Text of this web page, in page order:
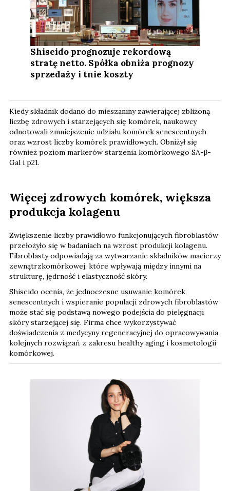
Shiseido prognozuje rekordową
stratę netto. Spółka obniża prognozy
sprzedaży i tnie koszty
Kiedy składnik dodano do mieszaniny zawierającej zbliżoną
liczbę zdrowych i starzejących się komórek, naukowcy
odnotowali zmniejszenie udziału komórek senescentnych
oraz wzrost liczby komórek prawidłowych. Obniżył się
również poziom markerów starzenia komórkowego SA-β-
Gal i p21.
Więcej zdrowych komórek, większa
produkcja kolagenu
Zwiększenie liczby prawidłowo funkcjonujących fibroblastów
przełożyło się w badaniach na wzrost produkcji kolagenu.
Fibroblasty odpowiadają za wytwarzanie składników macierzy
zewnątrzkomórkowej, które wpływają między innymi na
strukturę, jędrność i elastyczność skóry.
Shiseido ocenia, że jednoczesne usuwanie komórek
senescentnych i wspieranie populacji zdrowych fibroblastów
może stać się podstawą nowego podejścia do pielęgnacji
skóry starzejącej się. Firma chce wykorzystywać
doświadczenia z medycyny regeneracyjnej do opracowywania
kolejnych rozwiązań z zakresu healthy aging i kosmetologii
komórkowej.